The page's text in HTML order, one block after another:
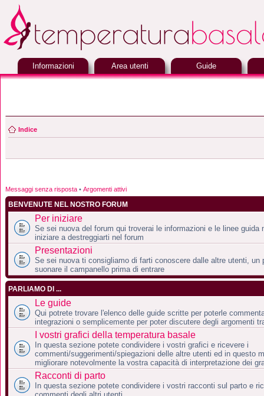
Informazioni Area utenti Guide
Indice
Messaggi senza risposta • Argomenti attivi
BENVENUTE NEL NOSTRO FORUM
Per iniziare
Se sei nuova del forum qui troverai le informazioni e le linee guida
iniziare a destreggiarti nel forum
Presentazioni
Se sei nuova ti consigliamo di farti conoscere dalle altre utenti, un
suonare il campanello prima di entrare
PARLIAMO DI ...
Le guide
Qui potrete trovare l'elenco delle guide scritte per poterle
integrazioni o semplicemente per poter discutere degli argomenti
I vostri grafici della temperatura basale
In questa sezione potete condividere i vostri grafici e ricevere i
commenti/suggerimenti/spiegazioni delle altre utenti ed in questo
migliorare notevolmente la vostra capacità di interpretazione dei
Racconti di parto
In questa sezione potete condividere i vostri racconti sul parto e
commenti degli altri utenti